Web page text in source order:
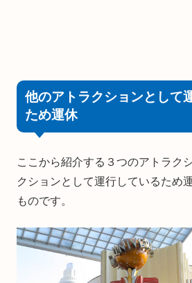
他のアトラクションとして
ため運休
ここから紹介する３つのアトラク
クションとして運行しているため
ものです。